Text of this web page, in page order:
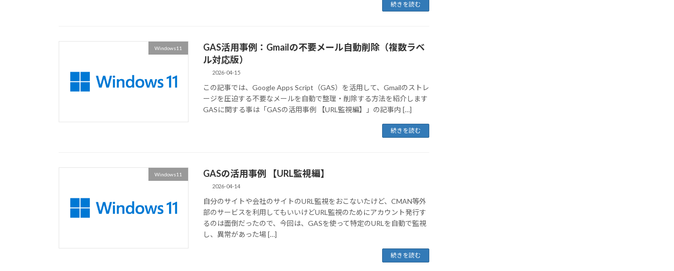
続きを読む
Windows11
GAS活用事例：Gmailの不要メール自動削除（複数ラベ
ル対応版）
2026-04-15
この記事では、Google Apps Script（GAS）を活用して、Gmailのストレ
ージを圧迫する不要なメールを自動で整理・削除する方法を紹介します
GASに関する事は「GASの活用事例 【URL監視編】」の記事内 […]
続きを読む
Windows11 GASの活用事例 【URL監視編】
2026-04-14
自分のサイトや会社のサイトのURL監視をおこないたけど、CMAN等外
部のサービスを利用してもいいけどURL監視のためにアカウント発行す
るのは面倒だったので、今回は、GASを使って特定のURLを自動で監視
し、異常があった場 […]
続きを読む